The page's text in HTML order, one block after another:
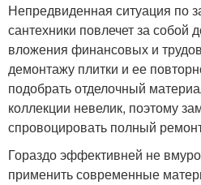
Непредвиденная ситуация по
сантехники повлечет за собой
вложения финансовых и
демонтажу плитки и ее
подобрать отделочный
коллекции невелик, поэтому
спровоцировать полный
Гораздо эффективней не
применить современные